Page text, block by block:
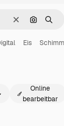
LöschenNach
Eis
Online
bearbeitbar